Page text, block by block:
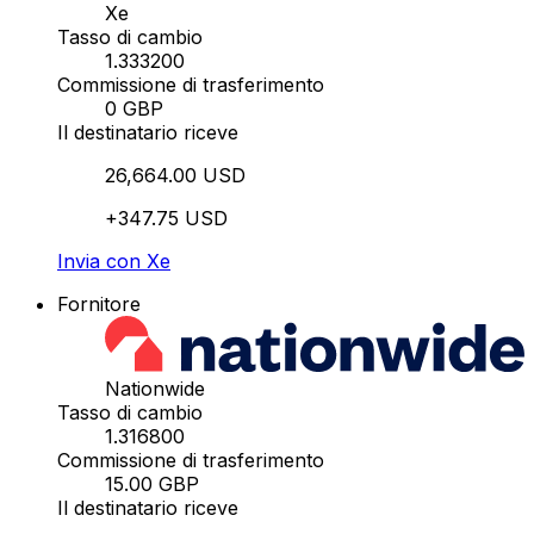
Xe
Tasso di cambio
1.333200
Commissione di trasferimento
0 GBP
Il destinatario riceve
26,664.00 USD
+347.75 USD
Invia con Xe
Fornitore
Nationwide
Tasso di cambio
1.316800
Commissione di trasferimento
15.00 GBP
Il destinatario riceve